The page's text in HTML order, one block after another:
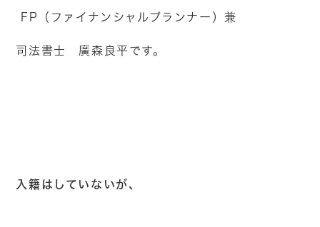
FP（ファイナンシャルプランナー）兼
司法書士 廣森良平です。
入籍はしていないが、